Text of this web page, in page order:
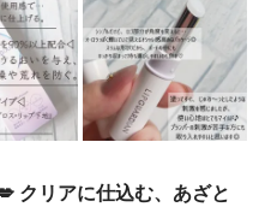
クリアに仕込む、あざと